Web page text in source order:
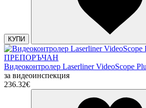
КУПИ
ПРЕПОРЪЧАН
Видеоконтролер Laserliner VideoScope
за видеоинспекция
236.32€